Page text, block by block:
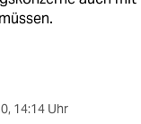
, 14:14 Uhr